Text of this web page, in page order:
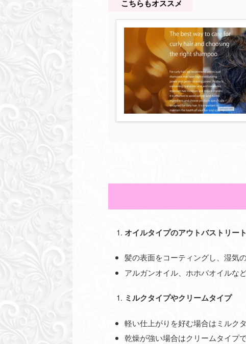
こちらもオススメ
オイルタイプのアウトバストリー
髪の表面をコーティングし、湿気
アルガンオイル、ホホバオイルな
ミルクタイプやクリームタイプ
軽い仕上がりを好む場合はミルク
乾燥が強い場合はクリームタイプ